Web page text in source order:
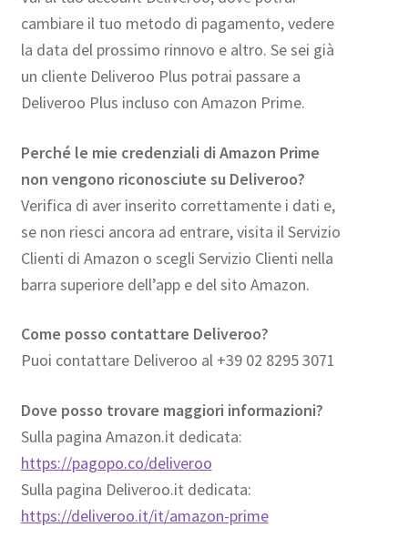
cambiare il tuo metodo di pagamento, vedere
la data del prossimo rinnovo e altro. Se sei già
un cliente Deliveroo Plus potrai passare a
Deliveroo Plus incluso con Amazon Prime.
Perché le mie credenziali di Amazon Prime
non vengono riconosciute su Deliveroo?
Verifica di aver inserito correttamente i dati e,
se non riesci ancora ad entrare, visita il Servizio
Clienti di Amazon o scegli Servizio Clienti nella
barra superiore dell’app e del sito Amazon.
Come posso contattare Deliveroo?
Puoi contattare Deliveroo al +39 02 8295 3071
Dove posso trovare maggiori informazioni?
Sulla pagina Amazon.it dedicata:
https://pagopo.co/deliveroo
Sulla pagina Deliveroo.it dedicata:
https://deliveroo.it/it/amazon-prime